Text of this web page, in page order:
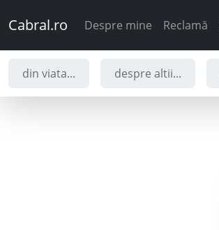
Cabral.ro Despre mine Reclamă
din viata... despre altii...